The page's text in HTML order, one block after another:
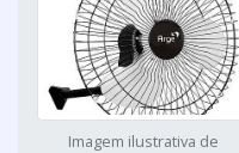
Imagem ilustrativa de